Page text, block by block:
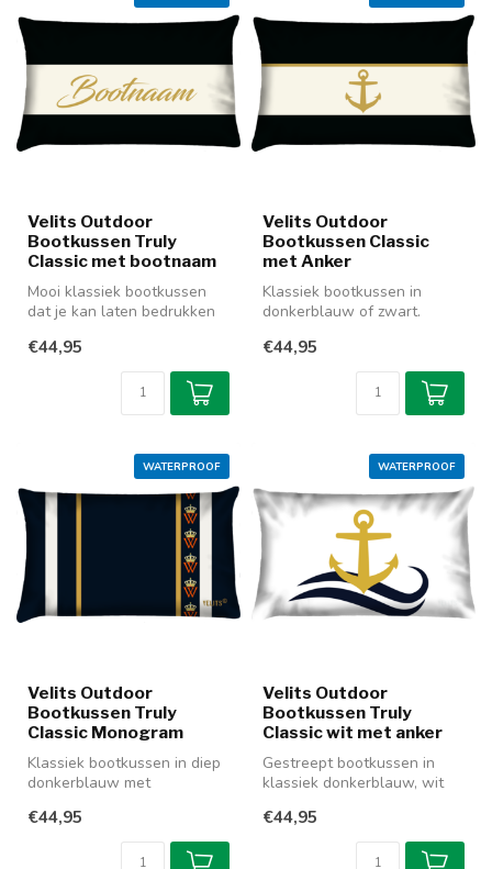
Velits Outdoor
Bootkussen Truly
Classic met bootnaam
Mooi klassiek bootkussen
dat je kan laten bedrukken
e...
€44,95
Velits Outdoor
Bootkussen Classic
met Anker
Klassiek bootkussen in
donkerblauw of zwart.
kleurig ank...
€44,95
WATERPROOF
Velits Outdoor
Bootkussen Truly
Classic Monogram
Klassiek bootkussen in diep
donkerblauw met
Prachtig te c...
€44,95
WATERPROOF
Velits Outdoor
Bootkussen Truly
Classic wit met anker
Gestreept bootkussen in
klassiek donkerblauw, wit
als...
€44,95